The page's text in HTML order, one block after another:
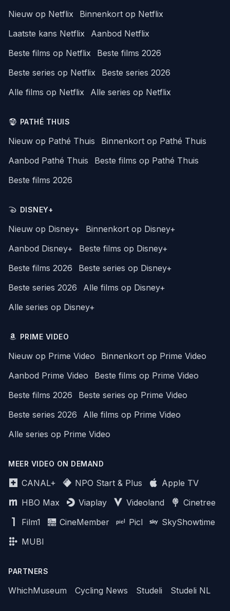
Nieuw op Netflix
Binnenkort op Netflix
Laatste kans Netflix
Aanbod Netflix
Beste films op Netflix
Beste films 2026
Beste series op Netflix
Beste series 2026
Alle films op Netflix
Alle series op Netflix
PATHÉ THUIS
Nieuw op Pathé Thuis
Binnenkort op Pathé Thuis
Aanbod Pathé Thuis
Beste films op Pathé Thuis
Beste films 2026
DISNEY+
Nieuw op Disney+
Binnenkort op Disney+
Aanbod Disney+
Beste films op Disney+
Beste films 2026
Beste series op Disney+
Beste series 2026
Alle films op Disney+
Alle series op Disney+
PRIME VIDEO
Nieuw op Prime Video
Binnenkort op Prime Video
Aanbod Prime Video
Beste films op Prime Video
Beste films 2026
Beste series op Prime Video
Beste series 2026
Alle films op Prime Video
Alle series op Prime Video
MEER VIDEO ON DEMAND
CANAL+ NPO Start & Plus
Apple TV
HBO Max
Viaplay Videoland
Cinetree
Film1
CineMember Picl
SkyShowtime
MUBI
PARTNERS
WhichMuseum Cycling News Studeli Studeli NL